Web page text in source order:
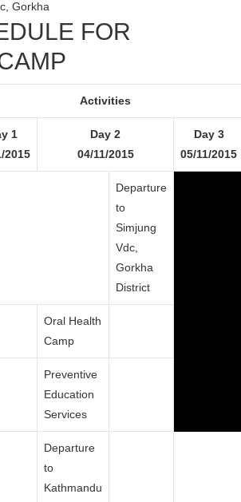
Gorkha
FOR
Activities
1
2015
Day 2
04/11/2015
Day 3
05/11/2015
Departure
to
Simjung
Vdc,
Gorkha
District
Oral Health
Camp
Preventive
Education
Services
Departure
to
Kathmandu